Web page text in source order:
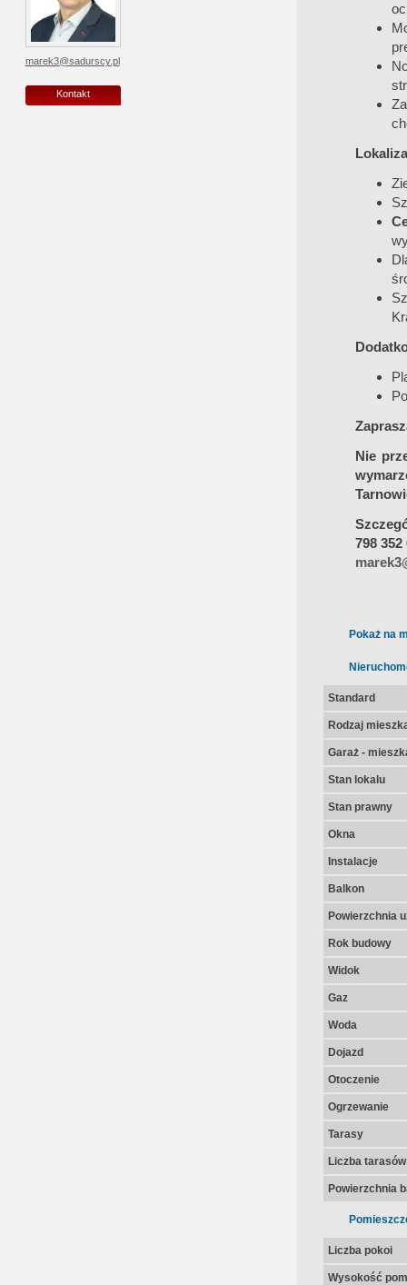
marek3@sadurscy.pl
Kontakt
Nie
798 352
Pokaż na
Standard
Rodzaj
Garaż -
Stan lokalu
Stan prawny
Okna
Instalacje
Balkon
Powierzchnia
Rok budowy
Widok
Gaz
Woda
Dojazd
Otoczenie
Ogrzewanie
Tarasy
Liczba tarasów
Powierzchnia
Liczba pokoi
Wysokość